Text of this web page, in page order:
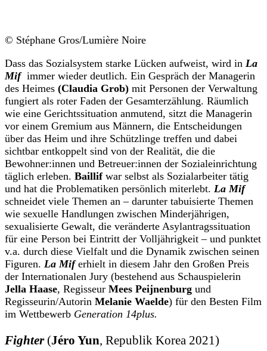
© Stéphane Gros/Lumière Noire
Dass das Sozialsystem starke Lücken aufweist, wird in La
Mif immer wieder deutlich. Ein Gespräch der Managerin
des Heimes (Claudia Grob) mit Personen der Verwaltung
fungiert als roter Faden der Gesamterzählung. Räumlich
wie eine Gerichtssituation anmutend, sitzt die Managerin
vor einem Gremium aus Männern, die Entscheidungen
über das Heim und ihre Schützlinge treffen und dabei
sichtbar entkoppelt sind von der Realität, die die
Bewohner:innen und Betreuer:innen der Sozialeinrichtung
täglich erleben. Baillif war selbst als Sozialarbeiter tätig
und hat die Problematiken persönlich miterlebt. La Mif
schneidet viele Themen an – darunter tabuisierte Themen
wie sexuelle Handlungen zwischen Minderjährigen,
sexualisierte Gewalt, die veränderte Asylantragssituation
für eine Person bei Eintritt der Volljährigkeit – und punktet
v.a. durch diese Vielfalt und die Dynamik zwischen seinen
Figuren. La Miferhielt in diesem Jahr den Großen Preis
der Internationalen Jury (bestehend aus Schauspielerin
Jella Haase, Regisseur Mees Peijnenburg und
Regisseurin/Autorin Melanie Waelde) für den Besten Film
im Wettbewerb Generation 14plus.
Fighter (Jéro Yun, Republik Korea 2021)